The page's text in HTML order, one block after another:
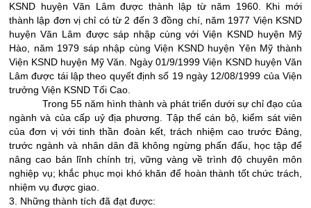
KSND huyện Văn Lâm được thành lập từ năm 1960. Khi mới
thành lập đơn vị chỉ có từ 2 đến 3 đồng chí, năm 1977 Viện KSND
huyện Văn Lâm được sáp nhập cùng với Viện KSND huyện Mỹ
Hào, năm 1979 sáp nhập cùng Viện KSND huyện Yên Mỹ thành
Viện KSND huyện Mỹ Văn. Ngày 01/9/1999 Viện KSND huyện Văn
Lâm được tái lập theo quyết định số 19 ngày 12/08/1999 của Viện
trưởng Viện KSND Tối Cao.
Trong 55 năm hình thành và phát triển dưới sự chỉ đạo của
ngành và của cấp uỷ địa phương. Tập thể cán bộ, kiểm sát viên
của đơn vị với tinh thần đoàn kết, trách nhiệm cao trước Đảng,
trước ngành và nhân dân đã không ngừng phấn đấu, học tập để
nâng cao bản lĩnh chính trị, vững vàng về trình độ chuyên môn
nghiệp vụ; khắc phục mọi khó khăn để hoàn thành tốt chức trách,
nhiệm vụ được giao.
3. Những thành tích đã đạt được: